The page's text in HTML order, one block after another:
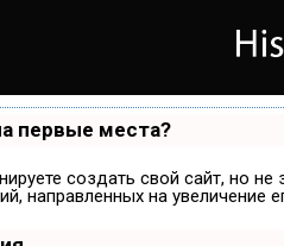
первые места?
создать свой сайт, но
направленных на